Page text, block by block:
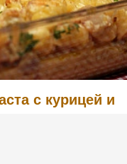
с курицей и